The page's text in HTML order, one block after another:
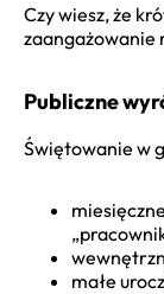
Czy wiesz, że
zaangażowanie
Publiczne
Świętowanie w
małe